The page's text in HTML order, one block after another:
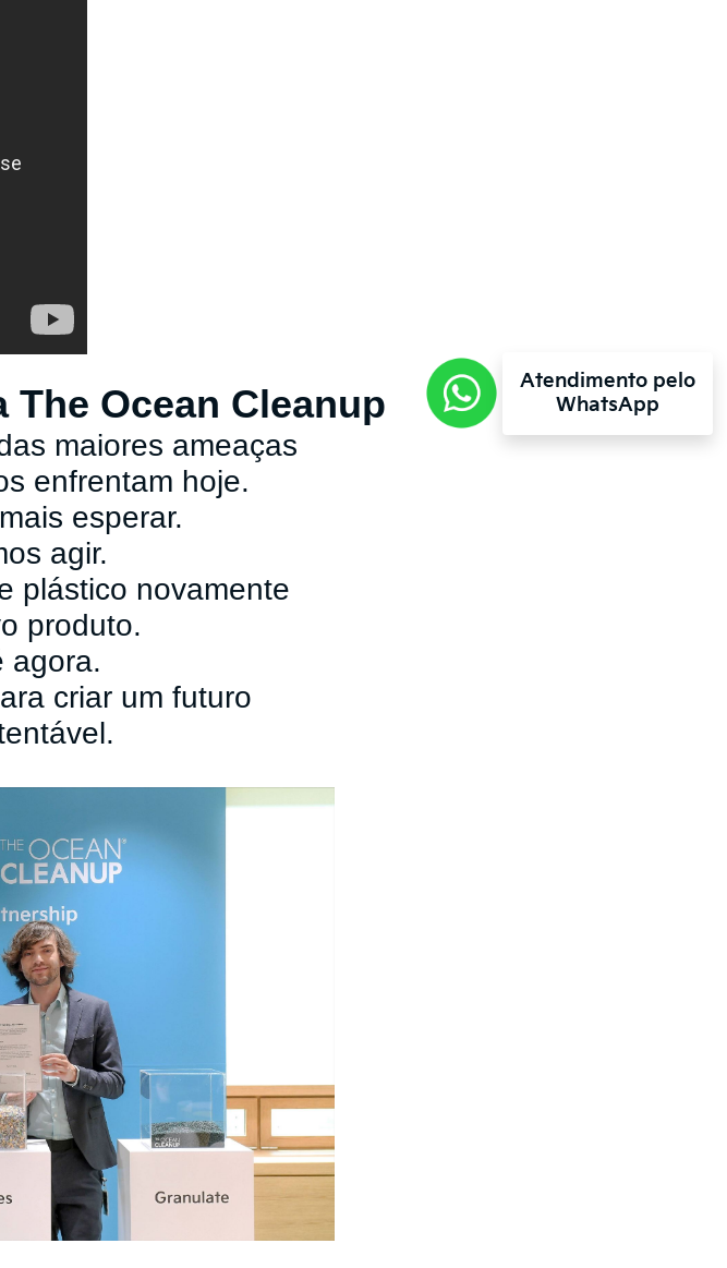
Ocean Cleanup
maiores ameaças
enfrentam hoje.
esperar.
agir.
plástico novamente
produto.
agora.
criar um futuro
Atendimento pelo
WhatsApp